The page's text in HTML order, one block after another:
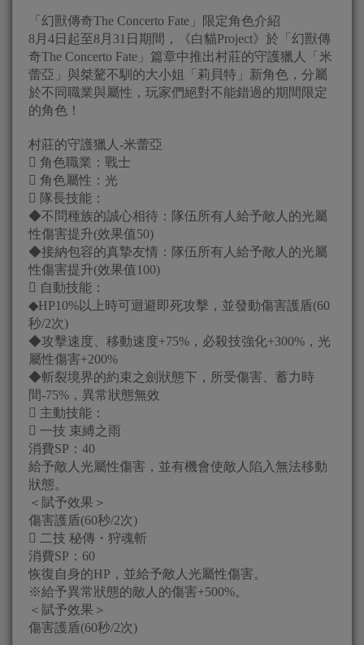
「幻獸傳奇The Concerto Fate」限定角色介紹
8月4日起至8月31日期間，《白貓Project》於「幻獸傳
奇The Concerto Fate」篇章中推出村莊的守護獵人「米
蕾亞」與桀驁不馴的大小姐「莉貝特」新角色，分屬
於不同職業與屬性，玩家們絕對不能錯過的期間限定
的角色！
村莊的守護獵人-米蕾亞
 角色職業：戰士
 角色屬性：光
 隊長技能：
◆不問種族的誠心相待：隊伍所有人給予敵人的光屬
性傷害提升(效果值50)
◆接納包容的真摯友情：隊伍所有人給予敵人的光屬
性傷害提升(效果值100)
 自動技能：
◆HP10%以上時可迴避即死攻擊，並發動傷害護盾(60
秒/2次)
◆攻擊速度、移動速度+75%，必殺技強化+300%，光
屬性傷害+200%
◆斬裂境界的約束之劍狀態下，所受傷害、蓄力時
間-75%，異常狀態無效
 主動技能：
 一技 束縛之雨
消費SP：40
給予敵人光屬性傷害，並有機會使敵人陷入無法移動
狀態。
＜賦予效果＞
傷害護盾(60秒/2次)
 二技 秘傳・狩魂斬
消費SP：60
恢復自身的HP，並給予敵人光屬性傷害。
※給予異常狀態的敵人的傷害+500%。
＜賦予效果＞
傷害護盾(60秒/2次)